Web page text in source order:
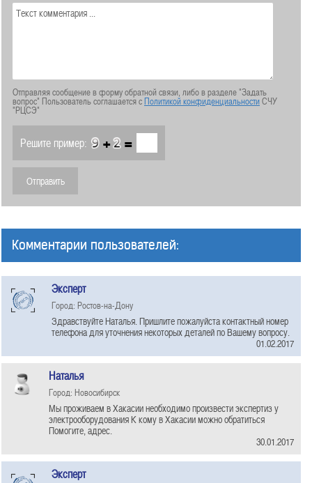
Отправляя сообщение в форму обратной связи, либо в разделе "Задать
вопрос" Пользователь соглашается сПолитикой конфиденциальностиСЧУ
"РЦСЭ"
Решите пример: + =
Комментарии пользователей:
Эксперт
Город: Ростов-на-Дону
Здравствуйте Наталья. Пришлите пожалуйста контактный номер
телефона для уточнения некоторых деталей по Вашему вопросу.
01.02.2017
Наталья
Город: Новосибирск
Мы проживаем в Хакасии необходимо произвести экспертиз у
электрооборудования К кому в Хакасии можно обратиться
Помогите, адрес.
30.01.2017
Эксперт